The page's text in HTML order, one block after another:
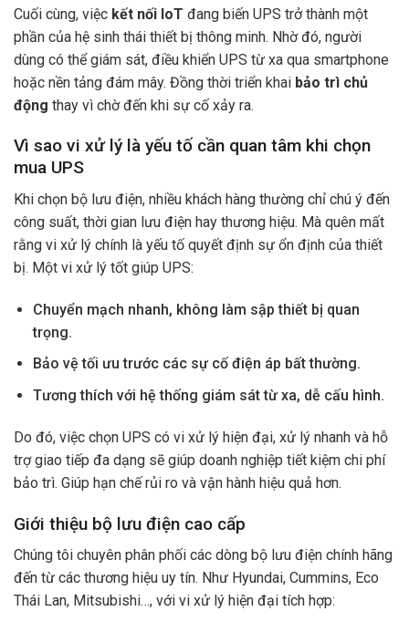
Cuối cùng, việc kết nối IoT đang biến UPS trở thành một
phần của hệ sinh thái thiết bị thông minh. Nhờ đó, người
dùng có thể giám sát, điều khiển UPS từ xa qua smartphone
hoặc nền tảng đám mây. Đồng thời triển khai bảo trì chủ
động thay vì chờ đến khi sự cố xảy ra.
Vì sao vi xử lý là yếu tố cần quan tâm khi chọn
mua UPS
Khi chọn bộ lưu điện, nhiều khách hàng thường chỉ chú ý đến
công suất, thời gian lưu điện hay thương hiệu. Mà quên mất
rằng vi xử lý chính là yếu tố quyết định sự ổn định của thiết
bị. Một vi xử lý tốt giúp UPS:
Chuyển mạch nhanh, không làm sập thiết bị quan
trọng.
Bảo vệ tối ưu trước các sự cố điện áp bất thường.
Tương thích với hệ thống giám sát từ xa, dễ cấu hình.
Do đó, việc chọn UPS có vi xử lý hiện đại, xử lý nhanh và hỗ
trợ giao tiếp đa dạng sẽ giúp doanh nghiệp tiết kiệm chi phí
bảo trì. Giúp hạn chế rủi ro và vận hành hiệu quả hơn.
Giới thiệu bộ lưu điện cao cấp
Chúng tôi chuyên phân phối các dòng bộ lưu điện chính hãng
đến từ các thương hiệu uy tín. Như Hyundai, Cummins, Eco
Thái Lan, Mitsubishi…, với vi xử lý hiện đại tích hợp: